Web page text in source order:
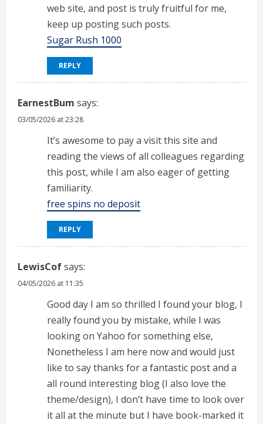
web site, and post is truly fruitful for me,
keep up posting such posts.
Sugar Rush 1000
REPLY
EarnestBum says:
03/05/2026 at 23:28
It’s awesome to pay a visit this site and
reading the views of all colleagues regarding
this post, while I am also eager of getting
familiarity.
free spins no deposit
REPLY
LewisCofsays:
04/05/2026 at 11:35
Good day I am so thrilled I found your blog, I
really found you by mistake, while I was
looking on Yahoo for something else,
Nonetheless I am here now and would just
like to say thanks for a fantastic post and a
all round interesting blog (I also love the
theme/design), I don’t have time to look over
it all at the minute but I have book-marked it